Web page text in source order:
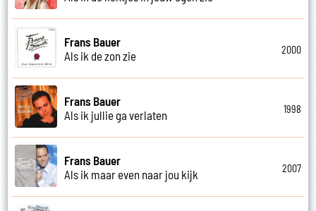
Frans Bauer
Als ik de zon zie
2000
Frans Bauer
Als ik jullie ga verlaten
1998
Frans Bauer
Als ik maar even naar jou kijk
2007